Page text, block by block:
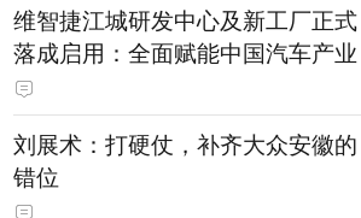
维智捷江城研发中心及新工厂正式
落成启用：全面赋能中国汽车产业
刘展术：打硬仗，补齐大众安徽的
错位